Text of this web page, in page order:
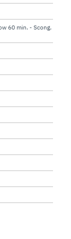
60 min. - Scong.